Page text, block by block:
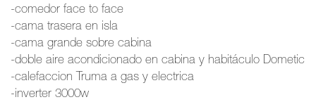
-comedor face to face
-cama trasera en isla
-cama grande sobre cabina
-doble aire acondicionado en cabina y habitáculo Dometic
-calefaccion Truma a gas y electrica
-inverter 3000w